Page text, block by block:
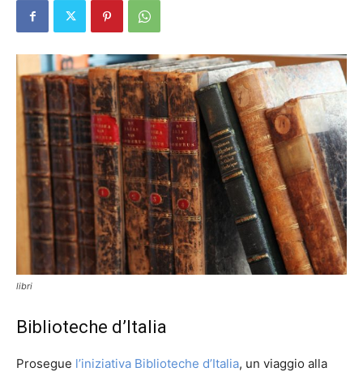
libri
Biblioteche d’Italia
Prosegue l’iniziativa Biblioteche d’Italia, un viaggio alla